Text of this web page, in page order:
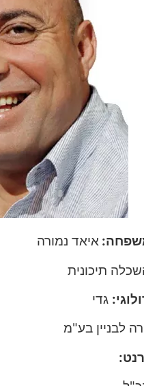
איאד נמורה
תיכונית
גדי
לבניין בע"מ